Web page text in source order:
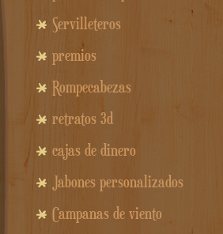
Servilleteros
premios
Rompecabezas
retratos 3d
cajas de dinero
Jabones personalizados
Campanas de viento